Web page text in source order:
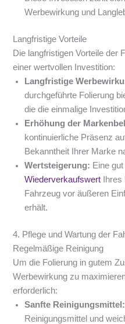
Werbewirkung und
Langfristige Vorteile
Die langfristigen Vorteile der
einer wertvollen Investition:
Langfristige
durchgeführte Folierung
die die einmalige
Erhöhung der
kontinuierliche Präsenz
Bekanntheit Ihrer Marke
Wertsteigerung: Eine
Wiederverkaufswert
Fahrzeug vor äußeren
erhält.
4. Pflege und Wartung der
Regelmäßige Reinigung
Um die Folierung in gutem
Werbewirkung zu
erforderlich:
Sanfte Reinigungsmittel:
Reinigungsmittel und